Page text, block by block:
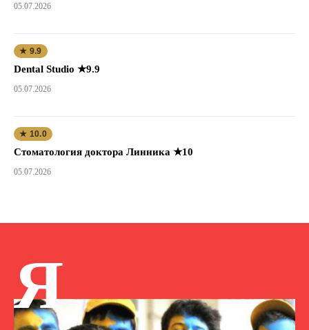
05.07.2026
★ 9.9
Dental Studio ★9.9
05.07.2026
★ 10.0
Стоматология доктора Линника ★10
05.07.2026
Я